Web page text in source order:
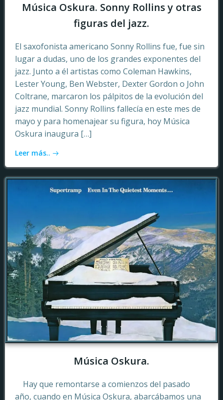
Música Oskura. Sonny Rollins y otras
figuras del jazz.
El saxofonista americano Sonny Rollins fue, fue sin
lugar a dudas, uno de los grandes exponentes del
jazz. Junto a él artistas como Coleman Hawkins,
Lester Young, Ben Webster, Dexter Gordon o John
Coltrane, marcaron los pálpitos de la evolución del
jazz mundial. Sonny Rollins fallecía en este mes de
mayo y para homenajear su figura, hoy Música
Oskura inaugura […]
Leer más..
Música Oskura.
Hay que remontarse a comienzos del pasado
año, cuando en Música Oskura, abarcábamos una